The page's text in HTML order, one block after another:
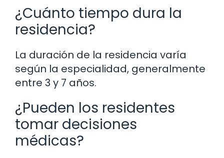
¿Cuánto tiempo dura la
residencia?
La duración de la residencia varía
según la especialidad, generalmente
entre 3 y 7 años.
¿Pueden los residentes
tomar decisiones
médicas?